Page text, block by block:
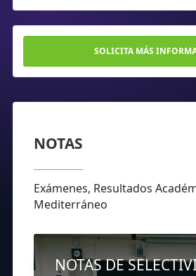
SOLICITA MÁS
NOTAS
Exámenes, Resultados
Mediterráneo
NOTAS DE